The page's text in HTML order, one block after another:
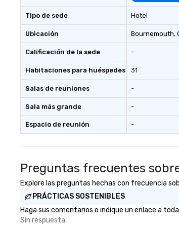
Tipo de sede
Ubicación
Calificación de la sede
Habitaciones para huéspedes
Salas de reuniones
Sala más grande
Espacio de reunión
Hotel
Bournemouth,
-
31
-
-
-
Preguntas frecuentes
Explore las preguntas hechas con frecuencia
PRÁCTICAS SOSTENIBLES
Haga sus comentarios o indique un enlace a
Sin respuesta.